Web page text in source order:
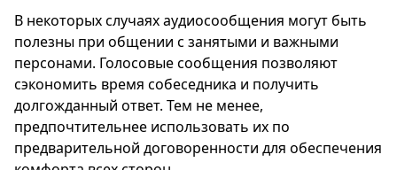
В некоторых случаях аудиосообщения могут быть
полезны при общении с занятыми и важными
персонами. Голосовые сообщения позволяют
сэкономить время собеседника и получить
долгожданный ответ. Тем не менее,
предпочтительнее использовать их по
предварительной договоренности для обеспечения